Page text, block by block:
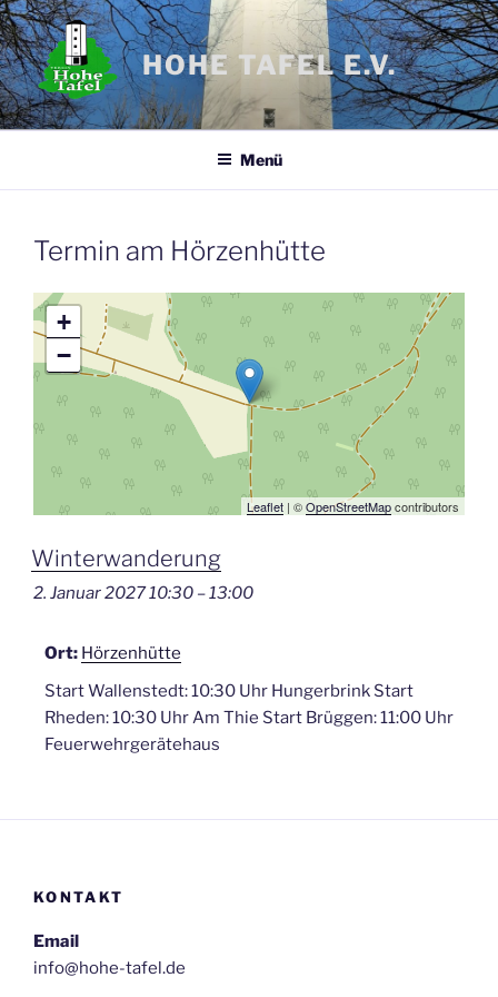
Zum
Inhalt
springen
HOHE TAFEL E.V.
Menü
Termin am Hörzenhütte
+
−
Leaflet | ©OpenStreetMapcontributors
Winterwanderung
2. Januar 2027 10:30 – 13:00
Ort: Hörzenhütte
Start Wallenstedt: 10:30 Uhr Hungerbrink Start
Rheden: 10:30 Uhr Am Thie Start Brüggen: 11:00 Uhr
Feuerwehrgerätehaus
KONTAKT
Email
info@hohe-tafel.de